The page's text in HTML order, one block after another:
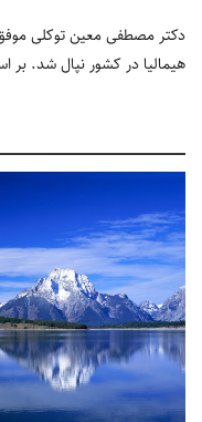
دکتر مصطفی معین توکلی
هیمالیا در کشور نپال شد. بر